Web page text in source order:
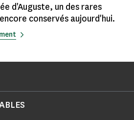
d'Auguste, un des rares
conservés aujourd'hui.